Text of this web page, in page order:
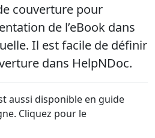
couverture pour
de l’eBook dans
Il est facile de définir
dans HelpNDoc.
aussi disponible en guide
Cliquez pour le